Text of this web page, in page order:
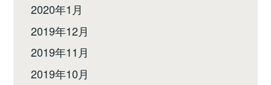
2020年1月
2019年12月
2019年11月
2019年10月